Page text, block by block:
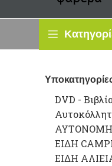
DVD -
ΕΙΔΗ
ΕΙΔΗ